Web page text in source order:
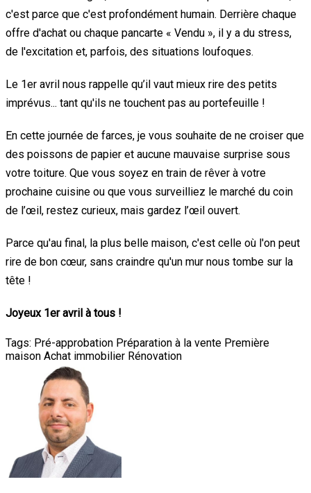
c'est parce que c'est profondément humain. Derrière chaque
offre d'achat ou chaque pancarte « Vendu », il y a du stress,
de l'excitation et, parfois, des situations loufoques.
Le 1er avril nous rappelle qu’il vaut mieux rire des petits
imprévus... tant qu'ils ne touchent pas au portefeuille !
En cette journée de farces, je vous souhaite de ne croiser que
des poissons de papier et aucune mauvaise surprise sous
votre toiture. Que vous soyez en train de rêver à votre
prochaine cuisine ou que vous surveilliez le marché du coin
de l’œil, restez curieux, mais gardez l’œil ouvert.
Parce qu'au final, la plus belle maison, c'est celle où l'on peut
rire de bon cœur, sans craindre qu'un mur nous tombe sur la
tête !
Joyeux 1er avril à tous !
Tags: Pré-approbation Préparation à la vente Première
maison Achat immobilier Rénovation